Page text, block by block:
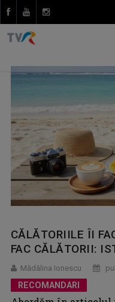
CĂLĂTORIILE ÎI
FAC CĂLĂTORII:
Mădălina Ionescu
RECOMANDARI